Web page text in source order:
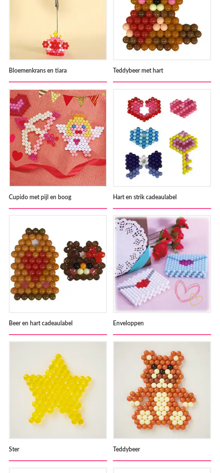
Bloemenkrans en tiara Teddybeer met hart
Cupido met pijl en boog Hart en strik cadeaulabel
Beer en hart cadeaulabel Enveloppen
Ster Teddybeer